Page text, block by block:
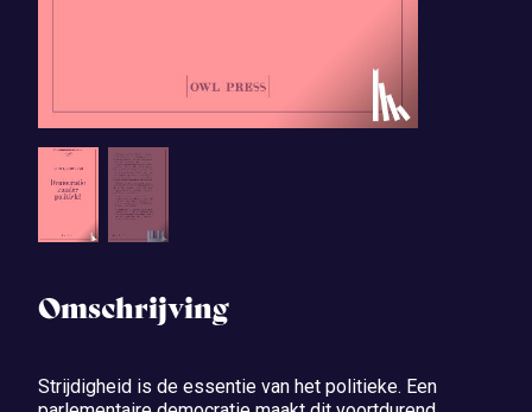
Omschrijving
Strijdigheid is de essentie van het politieke. Een